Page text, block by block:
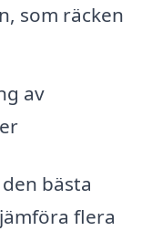
som räcken
av
bästa
flera